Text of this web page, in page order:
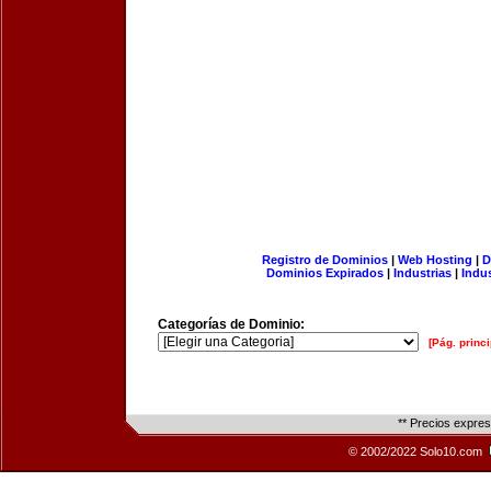
Registro de Dominios| Web Hosting |
Dominios Expirados | Industrias |
Categorías de Dominio:
[Pág.
** Precios
© 2002/2022 Solo10.com